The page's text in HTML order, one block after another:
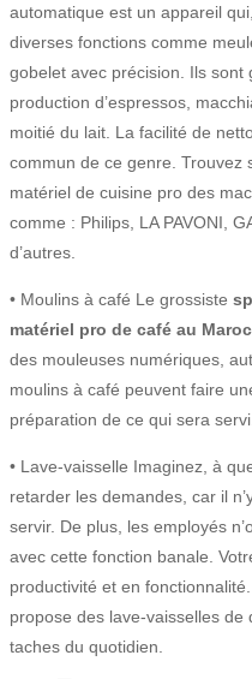
automatique est un appareil
diverses fonctions comme
gobelet avec précision. Ils sont
production d’espressos,
moitié du lait. La facilité de
commun de ce genre. Trouvez
matériel de cuisine pro des
comme : Philips, LA PAVONI,
d’autres.
• Moulins à café Le grossiste
matériel pro de café au Maroc
des mouleuses numériques,
moulins à café peuvent faire
préparation de ce qui sera servi.
• Lave-vaisselle Imaginez, à
retarder les demandes, car il
servir. De plus, les employés
avec cette fonction banale.
productivité et en
propose des lave-vaisselles
taches du quotidien.